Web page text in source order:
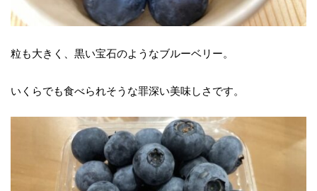
粒も大きく、黒い宝石のようなブルーベリー。
いくらでも食べられそうな罪深い美味しさです。